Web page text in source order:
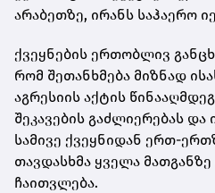
არაბეთზე, ირანს საჰაერო
ქვეყნების ერთობლივ
რომ შეთანხმება მიზნად
აგრესიის აქტის
შეკავების გაძლიერებას
სამივე ქვეყნიდან ერთ-
თავდასხმა ყველა
ჩაითვლება.